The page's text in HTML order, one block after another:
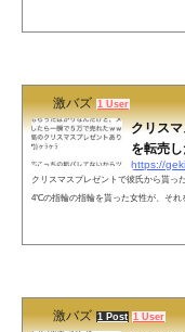
激バズ 1 User
クリス
を転売
https://
クリスマスプレゼントで彼氏から貰っ
4℃の指輪の指輪を貰った女性が、それ
激バズ 1 Post 1 User